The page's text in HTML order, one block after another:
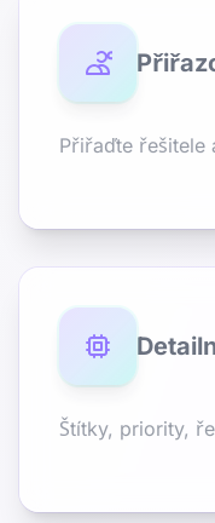
Přiřaďte řešitele
Štítky, priority,